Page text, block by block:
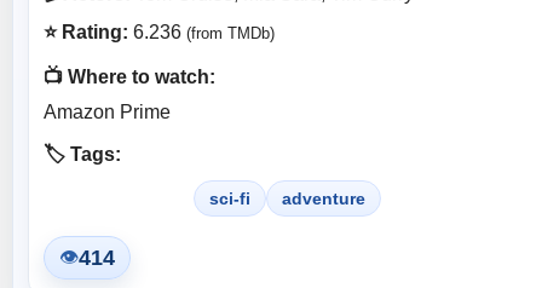
⭐ Rating: 6.236 (from TMDb)
📺 Where to watch:
Amazon Prime
🏷️ Tags:
sci-fi adventure
👁414